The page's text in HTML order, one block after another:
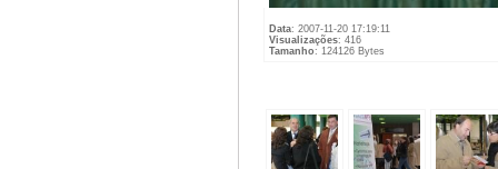
Data: 2007-11-20 17:19:11
Visualizações: 416
Tamanho: 124126 Bytes